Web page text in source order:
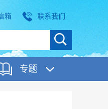
箱 联系我们
专题